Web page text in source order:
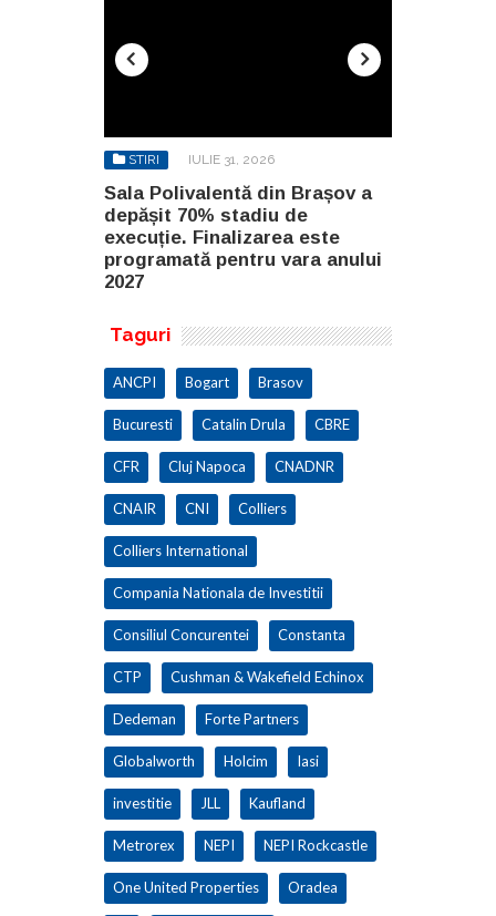
STIRI IULIE 31, 2026
Sala Polivalentă din Brașov a
depășit 70% stadiu de
execuție. Finalizarea este
programată pentru vara anului
2027
Taguri
ANCPI Bogart Brasov
Bucuresti Catalin Drula CBRE
CFR Cluj Napoca CNADNR
CNAIR CNI Colliers
Colliers International
Compania Nationala de Investitii
Consiliul Concurentei Constanta
CTP Cushman & Wakefield Echinox
Dedeman Forte Partners
Globalworth Holcim Iasi
investitie JLL Kaufland
Metrorex NEPI NEPI Rockcastle
One United Properties Oradea